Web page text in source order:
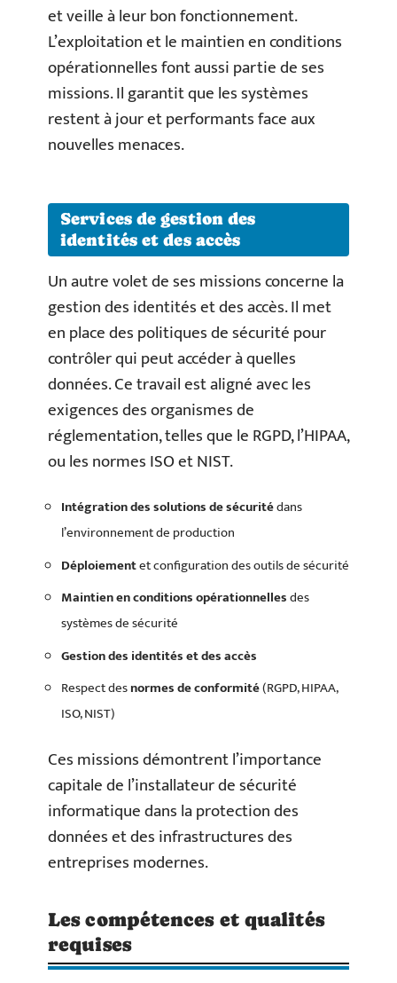
et veille à leur bon fonctionnement.
L’exploitation et le maintien en conditions
opérationnelles font aussi partie de ses
missions. Il garantit que les systèmes
restent à jour et performants face aux
nouvelles menaces.
Services de gestion des
identités et des accès
Un autre volet de ses missions concerne la
gestion des identités et des accès. Il met
en place des politiques de sécurité pour
contrôler qui peut accéder à quelles
données. Ce travail est aligné avec les
exigences des organismes de
réglementation, telles que le RGPD, l’HIPAA,
ou les normes ISO et NIST.
Intégration des solutions de sécuritédans
l’environnement de production
Déploiementet configuration des outils de sécurité
Maintien en conditions opérationnellesdes
systèmes de sécurité
Gestion des identités et des accès
Respect desnormes de conformité(RGPD, HIPAA,
ISO, NIST)
Ces missions démontrent l’importance
capitale de l’installateur de sécurité
informatique dans la protection des
données et des infrastructures des
entreprises modernes.
Les compétences et qualités
requises